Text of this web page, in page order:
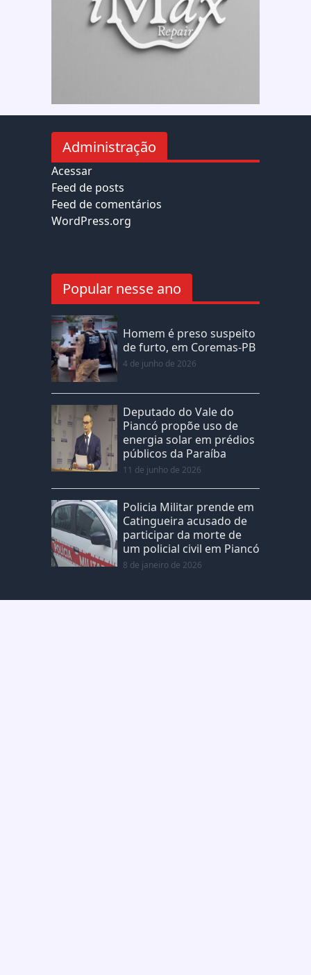
Administração
Acessar
Feed de posts
Feed de comentários
WordPress.org
Popular nesse ano
Homem é preso suspeito
de furto, em Coremas-PB
4 de junho de 2026
Deputado do Vale do
Piancó propõe uso de
energia solar em prédios
públicos da Paraíba
11 de junho de 2026
Policia Militar prende em
Catingueira acusado de
participar da morte de
um policial civil em Piancó
8 de janeiro de 2026